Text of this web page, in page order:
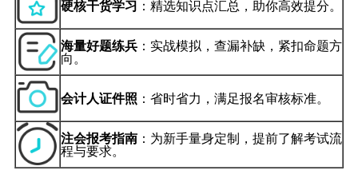
硬核干货学习 ：精选知识点汇总，助你高效提分。
海量好题练兵：实战模拟，查漏补缺，紧扣命题方
向。
会计人证件照 ：省时省力，满足报名审核标准。
注会报考指南：为新手量身定制，提前了解考试流
程与要求。